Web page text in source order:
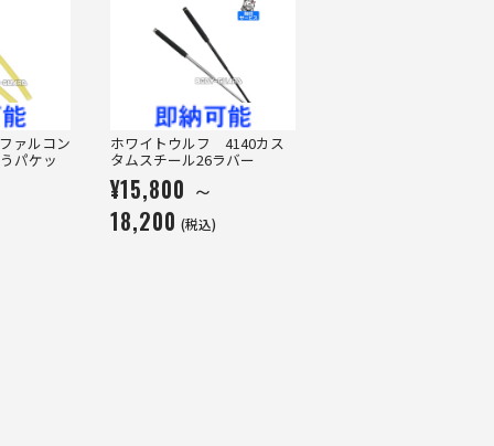
ァルコン
パケッ
ホワイトウルフ 4140カス
タムスチール26ラバー
¥15,800 ～
18,200 (税込)